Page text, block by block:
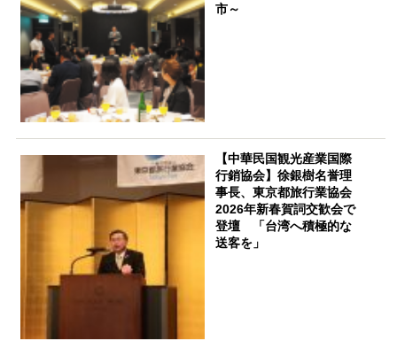
市～
【中華民国観光産業国際
行銷協会】徐銀樹名誉理
事長、東京都旅行業協会
2026年新春賀詞交歓会で
登壇 「台湾へ積極的な
送客を」